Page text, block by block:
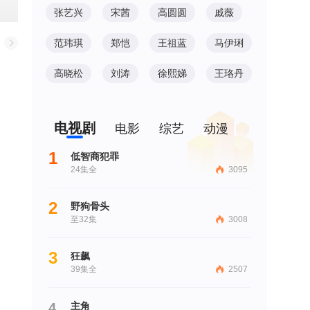
张艺兴 宋茜 高圆圆 戚薇
范玮琪 郑恺 王祖蓝 马伊琍
高晓松 刘涛 徐熙娣 王珞丹
电视剧 电影 综艺 动漫
1 低智商犯罪
24集全 3095
2 野狗骨头
至32集 3008
3 狂飙
39集全 2507
主角